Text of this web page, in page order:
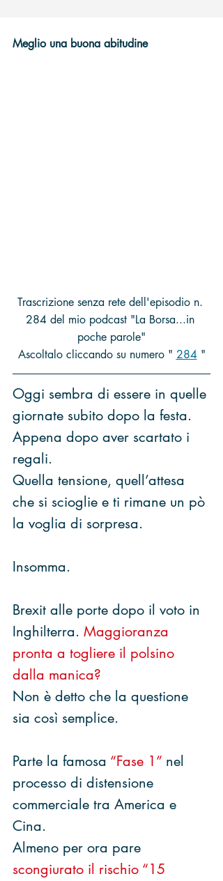
Meglio una buona abitudine
Trascrizione senza rete dell'episodio n.
284 del mio podcast "La Borsa...in
poche parole"
Ascoltalo cliccando su numero " 284 "
Oggi sembra di essere in quelle
giornate subito dopo la festa.
Appena dopo aver scartato i
regali.
Quella tensione, quell’attesa
che si scioglie e ti rimane un pò
la voglia di sorpresa.
Insomma.
Brexit alle porte dopo il voto in
Inghilterra. Maggioranza
pronta a togliere il polsino
dalla manica?
Non è detto che la questione
sia così semplice.
Parte la famosa “Fase 1” nel
processo di distensione
commerciale tra America e
Cina.
Almeno per ora pare
scongiurato il rischio “15